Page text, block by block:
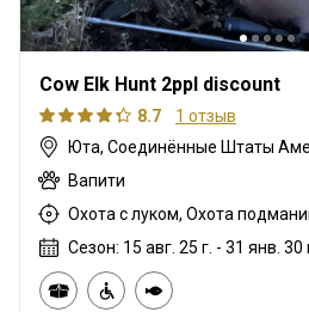
Cow Elk Hunt 2ppl discount
8.7
1 отзыв
Юта, Соединённые Штаты
Вапити
Сезон: 15 авг. 25 г. - 31 янв. 30